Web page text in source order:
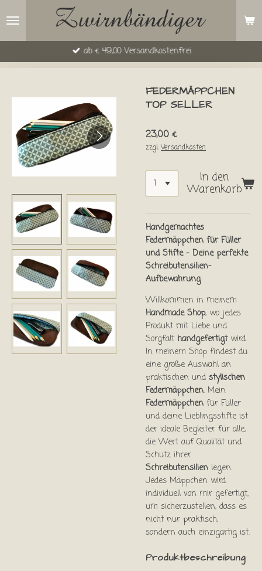
Hauptinhalt
ab € 49,00 Versandkostenfrei
FEDERMÄPPCHEN
TOP SELLER
23,00 €
zzgl.Versandkosten
In den
Warenkorb
Handgemachtes
Federmäppchen für Füller
und Stifte – Deine perfekte
Schreibutensilien-
Aufbewahrung
Willkommen in meinem
Handmade Shop, wo jedes
Produkt mit Liebe und
Sorgfalt handgefertigtwird.
In meinem Shop findest du
eine große Auswahl an
praktischen und stylischen
Federmäppchen. Mein
Federmäppchen für Füller
und deine Lieblingsstifte ist
der ideale Begleiter für alle,
die Wert auf Qualität und
Schutz ihrer
Schreibutensilien legen.
Jedes Mäppchen wird
individuell von mir gefertigt,
um sicherzustellen, dass es
nicht nur praktisch,
sondern auch einzigartig ist.
Produktbeschreibung